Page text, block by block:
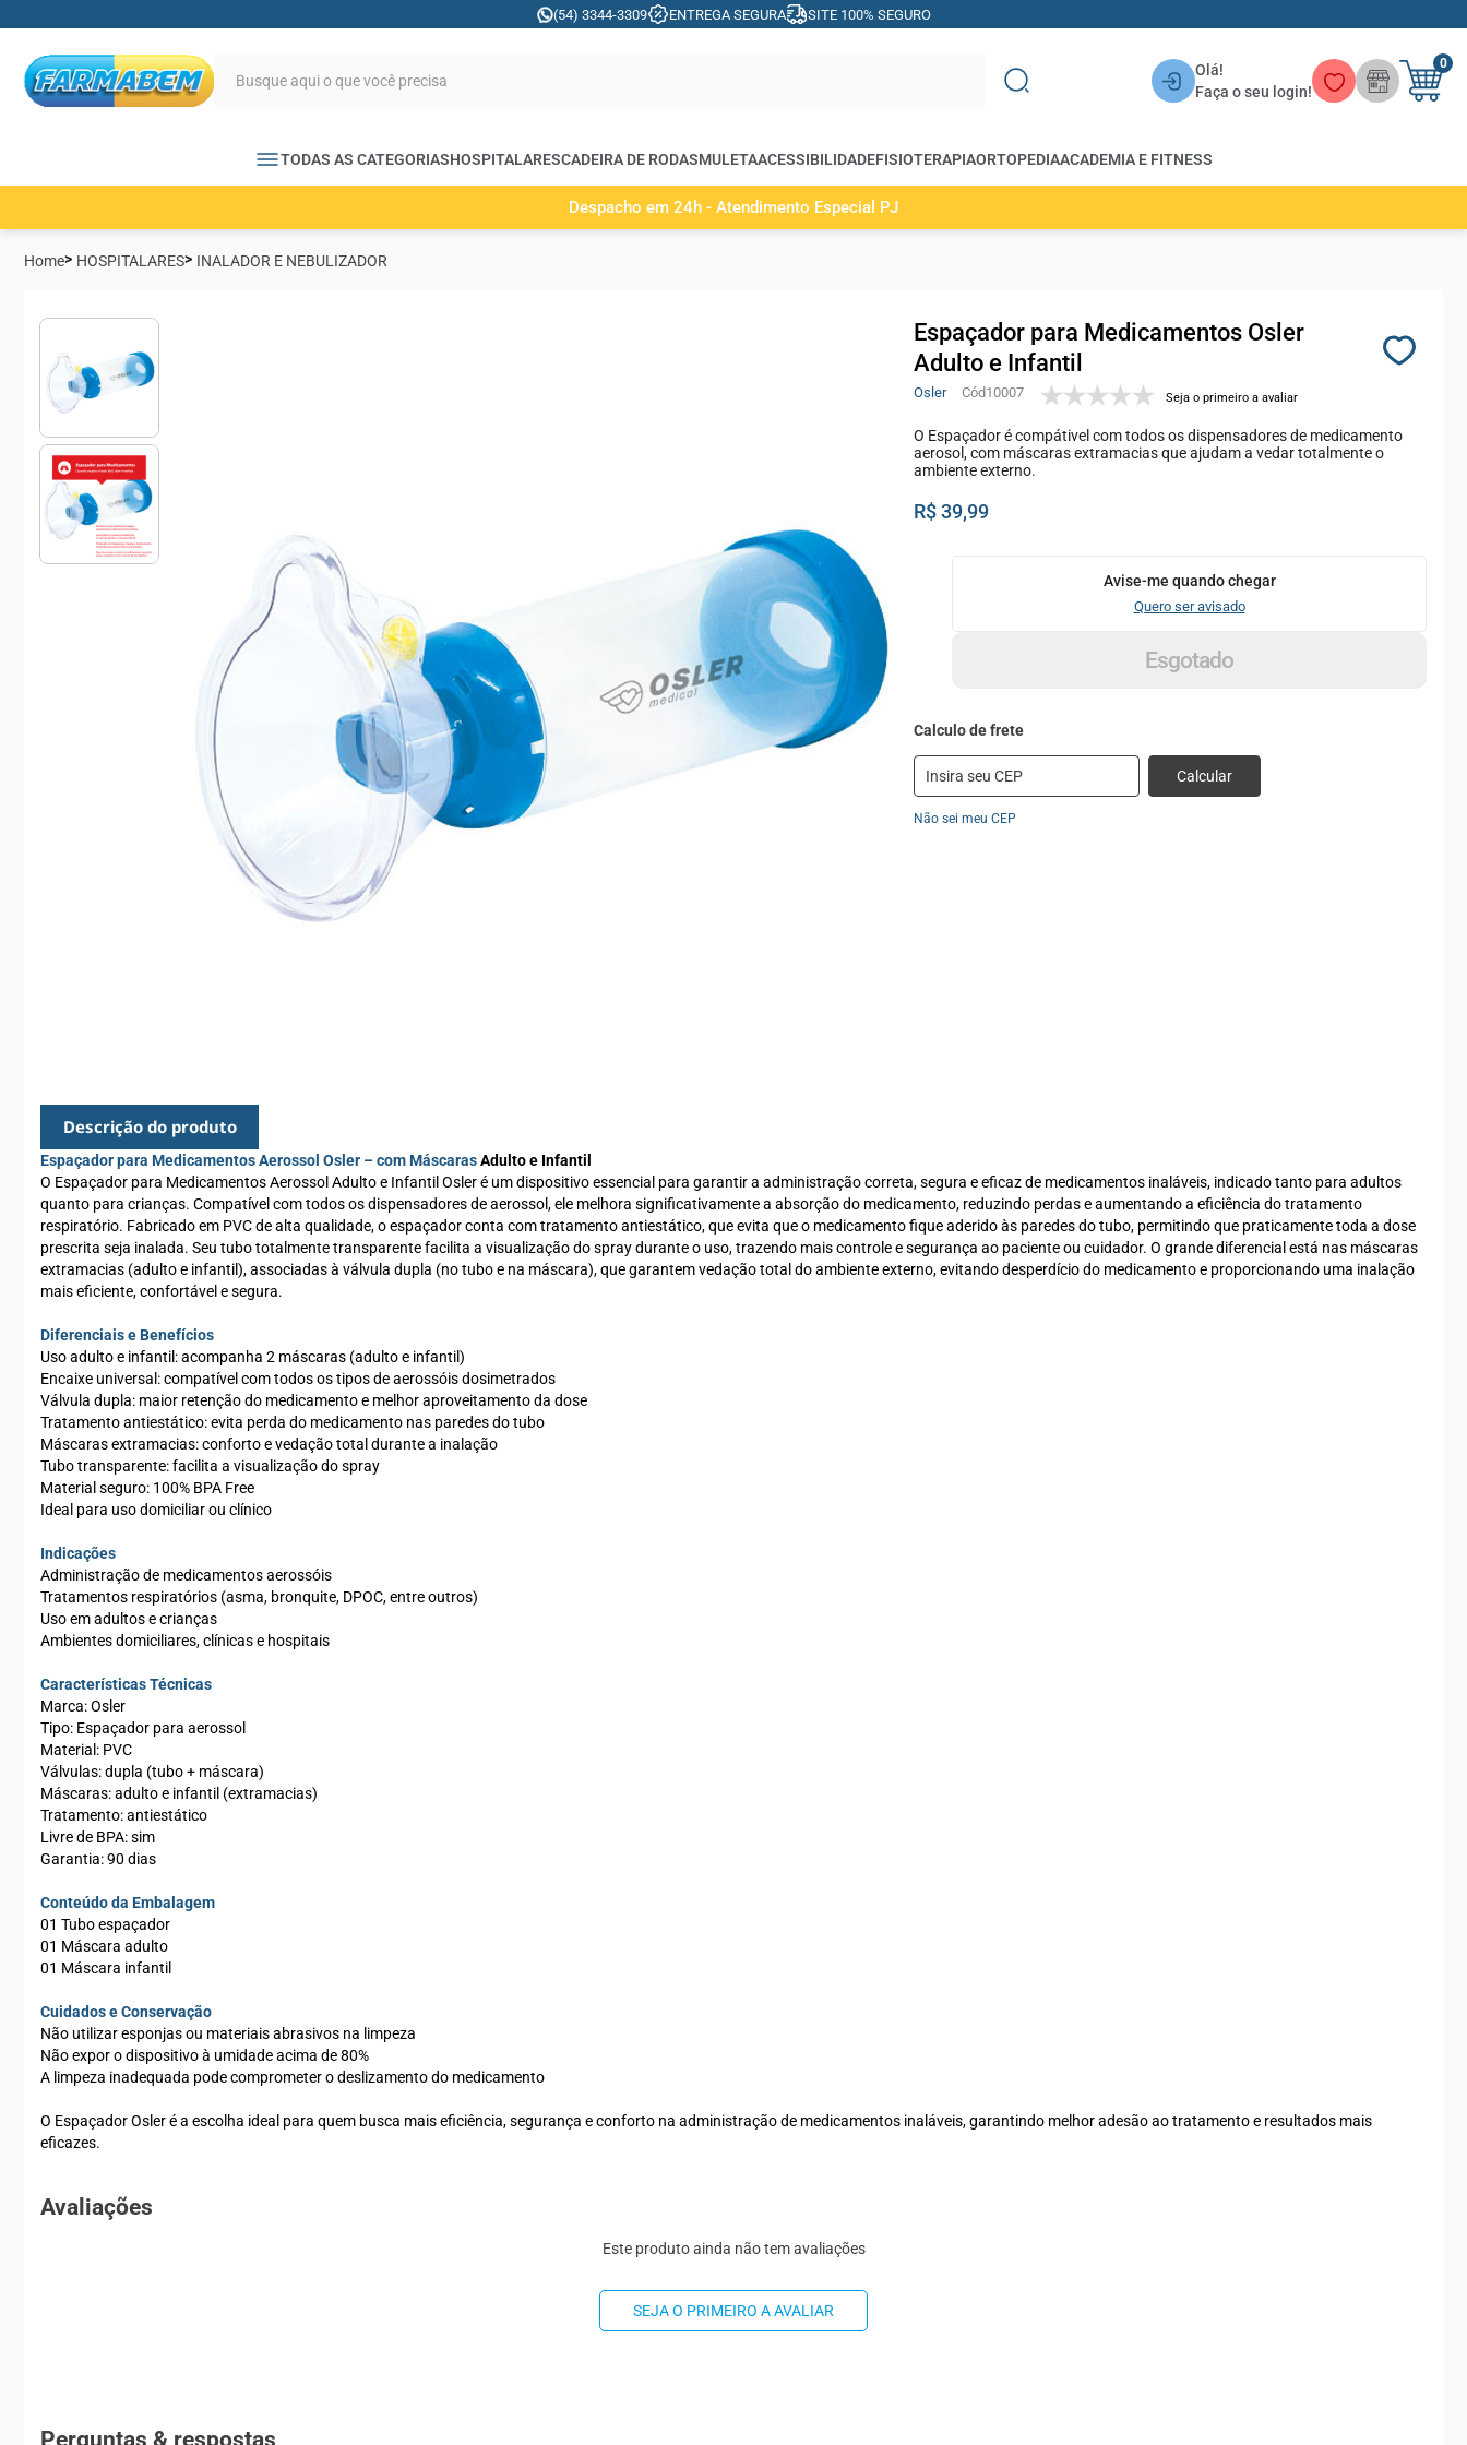
(54) 3344-3309 ENTREGA SEGURA SITE 100% SEGURO
Olá!
Faça o seu login!
0
TODAS AS CATEGORIASHOSPITALARESCADEIRA DE RODASMULETAACESSIBILIDADEFISIOTERAPIAORTOPEDIAACADEMIA E FITNESS
Despacho em 24h - Atendimento Especial PJ
Home HOSPITALARES INALADOR E NEBULIZADOR
Espaçador para Medicamentos Osler
Adulto e Infantil
Osler 10007 Seja o primeiro a avaliar
O Espaçador é compátivel com todos os dispensadores de medicamento
aerosol, com máscaras extramacias que ajudam a vedar totalmente o
ambiente externo.
R$ 39,99
Esgotado
Avise-me quando chegar
Quero ser avisado
Calcular
Não sei meu CEP
Descrição do produto
Espaçador para Medicamentos Aerossol Osler – com MáscarasAdulto e Infantil
O Espaçador para Medicamentos Aerossol Adulto e Infantil Osler é um dispositivo essencial para garantir a administração correta, segura e eficaz de medicamentos inaláveis, indicado tanto para adultos
quanto para crianças. Compatível com todos os dispensadores de aerossol, ele melhora significativamente a absorção do medicamento, reduzindo perdas e aumentando a eficiência do tratamento
respiratório. Fabricado em PVC de alta qualidade, o espaçador conta com tratamento antiestático, que evita que o medicamento fique aderido às paredes do tubo, permitindo que praticamente toda a dose
prescrita seja inalada. Seu tubo totalmente transparente facilita a visualização do spray durante o uso, trazendo mais controle e segurança ao paciente ou cuidador. O grande diferencial está nas máscaras
extramacias (adulto e infantil), associadas à válvula dupla (no tubo e na máscara), que garantem vedação total do ambiente externo, evitando desperdício do medicamento e proporcionando uma inalação
mais eficiente, confortável e segura.
Diferenciais e Benefícios
Uso adulto e infantil: acompanha 2 máscaras (adulto e infantil)
Encaixe universal: compatível com todos os tipos de aerossóis dosimetrados
Válvula dupla: maior retenção do medicamento e melhor aproveitamento da dose
Tratamento antiestático: evita perda do medicamento nas paredes do tubo
Máscaras extramacias: conforto e vedação total durante a inalação
Tubo transparente: facilita a visualização do spray
Material seguro: 100% BPA Free
Ideal para uso domiciliar ou clínico
Indicações
Administração de medicamentos aerossóis
Tratamentos respiratórios (asma, bronquite, DPOC, entre outros)
Uso em adultos e crianças
Ambientes domiciliares, clínicas e hospitais
Características Técnicas
Marca: Osler
Tipo: Espaçador para aerossol
Material: PVC
Válvulas: dupla (tubo + máscara)
Máscaras: adulto e infantil (extramacias)
Tratamento: antiestático
Livre de BPA: sim
Garantia: 90 dias
Conteúdo da Embalagem
01 Tubo espaçador
01 Máscara adulto
01 Máscara infantil
Cuidados e Conservação
Não utilizar esponjas ou materiais abrasivos na limpeza
Não expor o dispositivo à umidade acima de 80%
A limpeza inadequada pode comprometer o deslizamento do medicamento
O Espaçador Osler é a escolha ideal para quem busca mais eficiência, segurança e conforto na administração de medicamentos inaláveis, garantindo melhor adesão ao tratamento e resultados mais
eficazes.
Avaliações
Este produto ainda não tem avaliações
SEJA O PRIMEIRO A AVALIAR